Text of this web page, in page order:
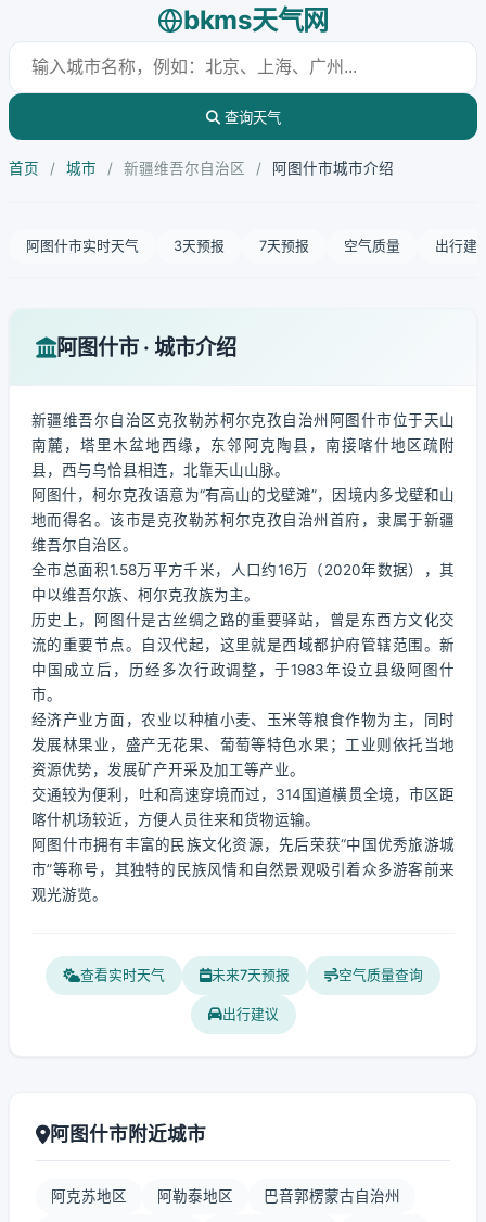
bkms天气网
查询天气
首页 / 城市 / 新疆维吾尔自治区 / 阿图什市城市介绍
阿图什市实时天气 3天预报 7天预报 空气质量 出行建
阿图什市 · 城市介绍
新疆维吾尔自治区克孜勒苏柯尔克孜自治州阿图什市位于天山
南麓，塔里木盆地西缘，东邻阿克陶县，南接喀什地区疏附
县，西与乌恰县相连，北靠天山山脉。
阿图什，柯尔克孜语意为“有高山的戈壁滩”，因境内多戈壁和山
地而得名。该市是克孜勒苏柯尔克孜自治州首府，隶属于新疆
维吾尔自治区。
全市总面积1.58万平方千米，人口约16万（2020年数据），其
中以维吾尔族、柯尔克孜族为主。
历史上，阿图什是古丝绸之路的重要驿站，曾是东西方文化交
流的重要节点。自汉代起，这里就是西域都护府管辖范围。新
中国成立后，历经多次行政调整，于1983年设立县级阿图什
市。
经济产业方面，农业以种植小麦、玉米等粮食作物为主，同时
发展林果业，盛产无花果、葡萄等特色水果；工业则依托当地
资源优势，发展矿产开采及加工等产业。
交通较为便利，吐和高速穿境而过，314国道横贯全境，市区距
喀什机场较近，方便人员往来和货物运输。
阿图什市拥有丰富的民族文化资源，先后荣获“中国优秀旅游城
市”等称号，其独特的民族风情和自然景观吸引着众多游客前来
观光游览。
查看实时天气 未来7天预报 空气质量查询
出行建议
阿图什市附近城市
阿克苏地区 阿勒泰地区 巴音郭楞蒙古自治州